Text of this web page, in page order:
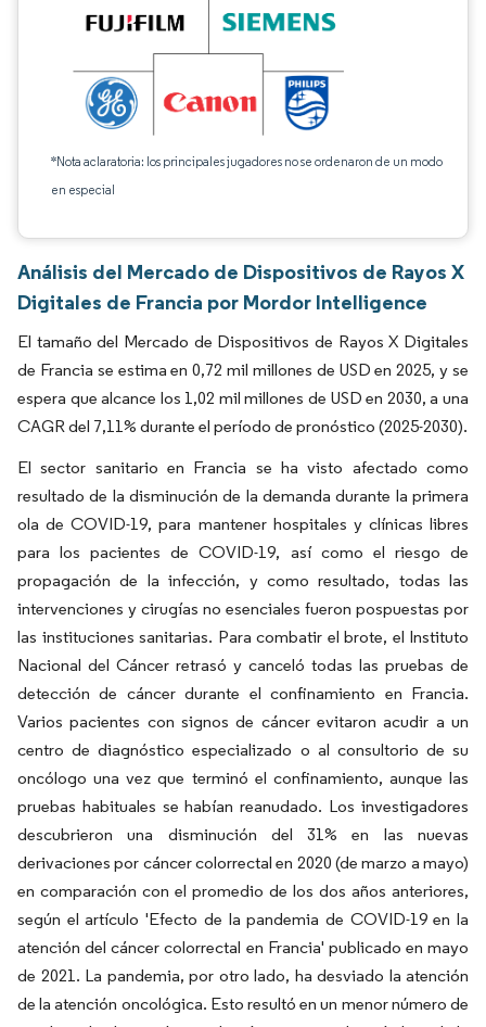
*Nota aclaratoria: los principales jugadores no se ordenaron de un modo
en especial
Análisis del Mercado de Dispositivos de Rayos X
Digitales de Francia por Mordor Intelligence
El tamaño del Mercado de Dispositivos de Rayos X Digitales
de Francia se estima en 0,72 mil millones de USD en 2025, y se
espera que alcance los 1,02 mil millones de USD en 2030, a una
CAGR del 7,11% durante el período de pronóstico (2025-2030).
El sector sanitario en Francia se ha visto afectado como
resultado de la disminución de la demanda durante la primera
ola de COVID-19, para mantener hospitales y clínicas libres
para los pacientes de COVID-19, así como el riesgo de
propagación de la infección, y como resultado, todas las
intervenciones y cirugías no esenciales fueron pospuestas por
las instituciones sanitarias. Para combatir el brote, el Instituto
Nacional del Cáncer retrasó y canceló todas las pruebas de
detección de cáncer durante el confinamiento en Francia.
Varios pacientes con signos de cáncer evitaron acudir a un
centro de diagnóstico especializado o al consultorio de su
oncólogo una vez que terminó el confinamiento, aunque las
pruebas habituales se habían reanudado. Los investigadores
descubrieron una disminución del 31% en las nuevas
derivaciones por cáncer colorrectal en 2020 (de marzo a mayo)
en comparación con el promedio de los dos años anteriores,
según el artículo 'Efecto de la pandemia de COVID-19 en la
atención del cáncer colorrectal en Francia' publicado en mayo
de 2021. La pandemia, por otro lado, ha desviado la atención
de la atención oncológica. Esto resultó en un menor número de